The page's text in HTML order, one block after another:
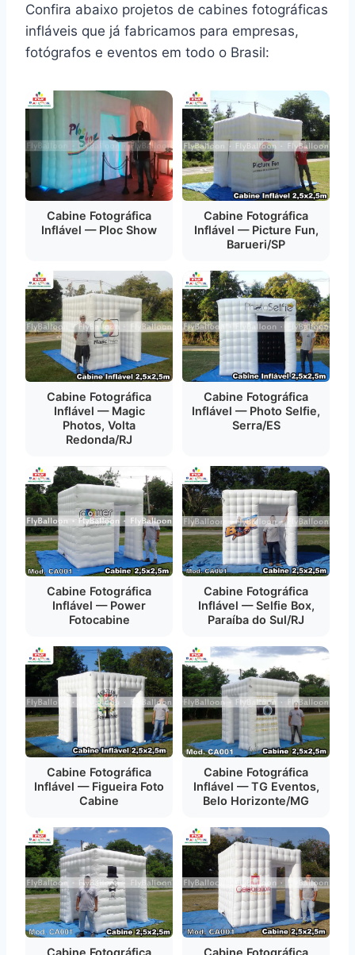
Confira abaixo projetos de cabines fotográficas
infláveis que já fabricamos para empresas,
fotógrafos e eventos em todo o Brasil:
Cabine Fotográfica
Inflável — Ploc Show
Cabine Fotográfica
Inflável — Picture Fun,
Barueri/SP
Cabine Fotográfica
Inflável — Magic
Photos, Volta
Redonda/RJ
Cabine Fotográfica
Inflável — Photo Selfie,
Serra/ES
Cabine Fotográfica
Inflável — Power
Fotocabine
Cabine Fotográfica
Inflável — Selfie Box,
Paraíba do Sul/RJ
Cabine Fotográfica
Inflável — Figueira Foto
Cabine
Cabine Fotográfica
Inflável — TG Eventos,
Belo Horizonte/MG